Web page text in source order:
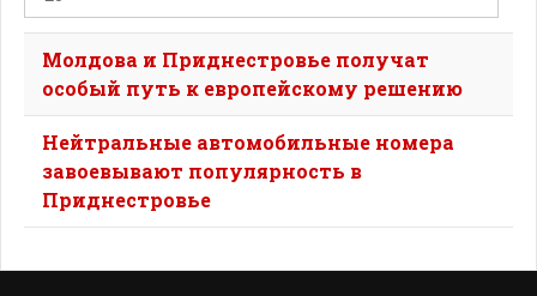
Молдова и Приднестровье получат
особый путь к европейскому решению
Нейтральные автомобильные номера
завоевывают популярность в
Приднестровье